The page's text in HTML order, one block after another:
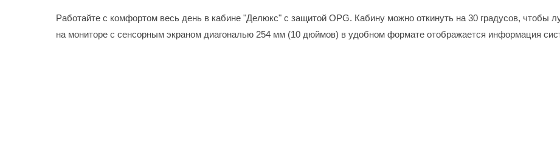
Работайте с комфортом весь день в кабине "Делюкс" с защитой OPG. Кабину можно откинуть на 30 градусов, чтобы
на мониторе с сенсорным экраном диагональю 254 мм (10 дюймов) в удобном формате отображается информация